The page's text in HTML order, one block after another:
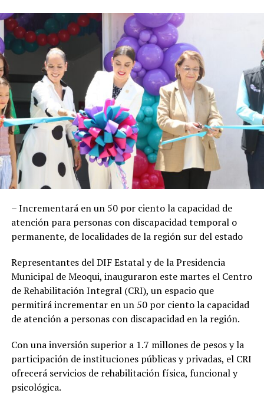
– Incrementará en un 50 por ciento la capacidad de
atención para personas con discapacidad temporal o
permanente, de localidades de la región sur del estado
Representantes del DIF Estatal y de la Presidencia
Municipal de Meoqui, inauguraron este martes el Centro
de Rehabilitación Integral (CRI), un espacio que
permitirá incrementar en un 50 por ciento la capacidad
de atención a personas con discapacidad en la región.
Con una inversión superior a 1.7 millones de pesos y la
participación de instituciones públicas y privadas, el CRI
ofrecerá servicios de rehabilitación física, funcional y
psicológica.